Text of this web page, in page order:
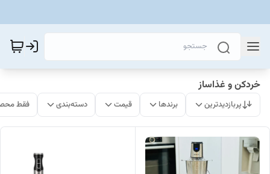
خردکن و غذاساز
پربازدیدترین برندها قیمت دسته‌بندی فقط